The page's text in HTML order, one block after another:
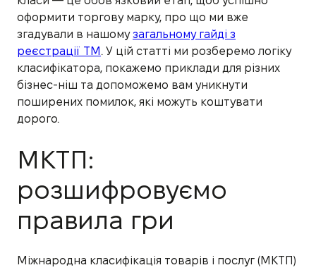
оформити торгову марку, про що ми вже
згадували в нашомузагальному гайді з
реєстрації ТМ . У цій статті ми розберемо логіку
класифікатора, покажемо приклади для різних
бізнес-ніш та допоможемо вам уникнути
поширених помилок, які можуть коштувати
дорого.
МКТП:
розшифровуємо
правила гри
Міжнародна класифікація товарів і послуг (МКТП)